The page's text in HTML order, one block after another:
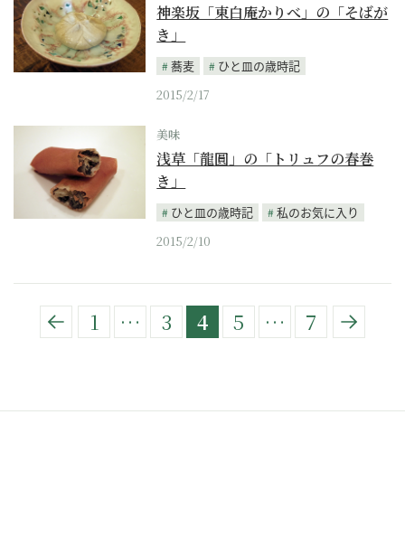
神楽坂「東白庵かりべ」の「そばが
き」
蕎麦
ひと皿の歳時記
2015/2/17
美味
浅草「龍圓」の「トリュフの春巻
き」
ひと皿の歳時記
私のお気に入り
2015/2/10
1 … 3 4 5 … 7